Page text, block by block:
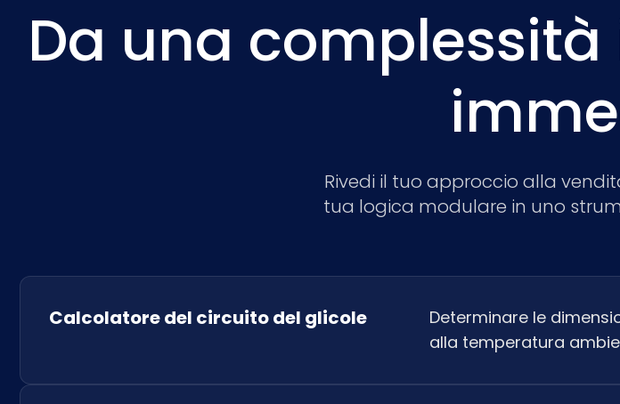
Da una
Rivedi il tuo approccio alla
tua logica modulare in uno
Calcolatore del circuito del glicole
Determinare le
alla temperatura